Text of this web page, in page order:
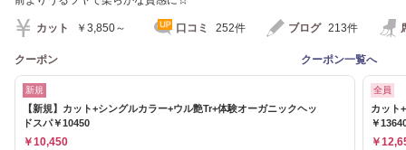
カット ￥3,850～ 口コミ 252件 ブログ 213件
クーポン クーポン一覧へ
新規
【新規】カット+シングルカラー+ウル艶Tr+体験オーガニックヘッ
ドスパ￥10450
￥10,450
全員
カット
￥
￥